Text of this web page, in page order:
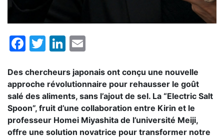
Facebook
TwitterLinkedIn
Des chercheurs japonais ont conçu une nouvelle
approche révolutionnaire pour rehausser le goût
salé des aliments, sans l’ajout de sel. La “Electric Salt
Spoon”, fruit d’une collaboration entre Kirin et le
professeur Homei Miyashita de l’université Meiji,
offre une solution novatrice pour transformer notre